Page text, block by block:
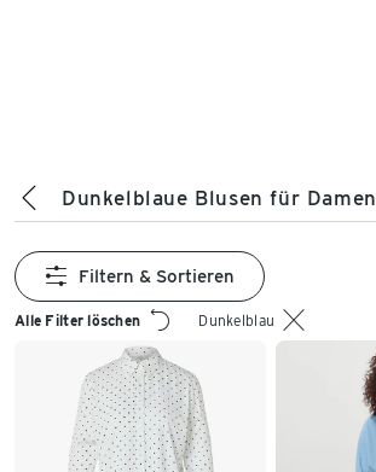
Dunkelblaue Blusen für Damen
Alle Filter löschen Dunkelblau
Filtern & Sortieren